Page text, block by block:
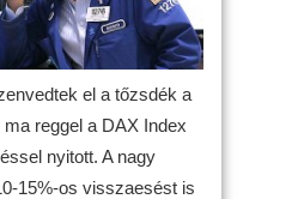
el a tőzsdék a
reggel a DAX Index
nyitott. A nagy
15%-os visszaesést is